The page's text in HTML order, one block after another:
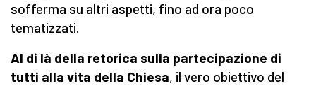
sofferma su altri aspetti, fino ad ora poco
tematizzati.
Al di là della retorica sulla partecipazione di
tutti alla vita della Chiesa, il vero obiettivo del